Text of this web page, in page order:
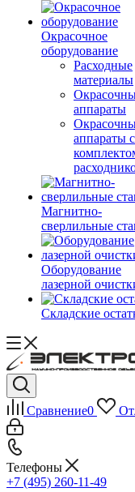
Окрасочное
оборудование
Расходные
материалы
аппараты
аппараты с
Магнитно-
сверлильные
Оборудование
лазерной
Складские
Сравнение0
Телефоны
+7 (495) 260-11-49